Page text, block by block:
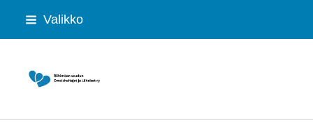
Siirry
Valikko
Riihimäen seudun Omaishoitajat ja